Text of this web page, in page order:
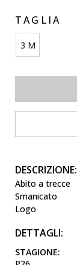
TAGLIA
3 M
DESCRIZIONE:
Abito a trecce
Smanicato
Logo
DETTAGLI:
STAGIONE: